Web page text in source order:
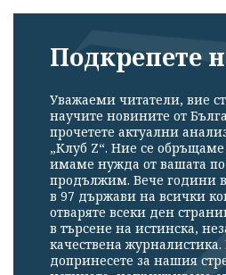
Подкрепете
Уважаеми читатели, вие
научите новините от
прочетете актуални
„Клуб Z“. Ние се
имаме нужда от вашата
продължим. Вече години
в 97 държави на всички
отваряте всеки ден
в търсене на истинска,
качествена
допринесете за нашия